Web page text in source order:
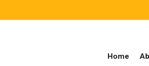
Home